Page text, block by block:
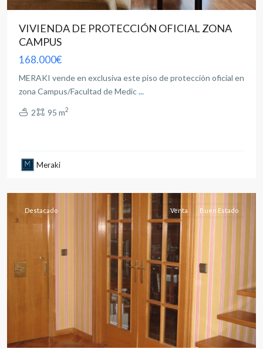
VIVIENDA DE PROTECCIÓN OFICIAL ZONA
CAMPUS
168.000€
MERAKI vende en exclusiva este piso de protección oficial en
zona Campus/Facultad de Medic...
2 95 m2
Meraki
Albacete
Destacado Venta Buen Estado